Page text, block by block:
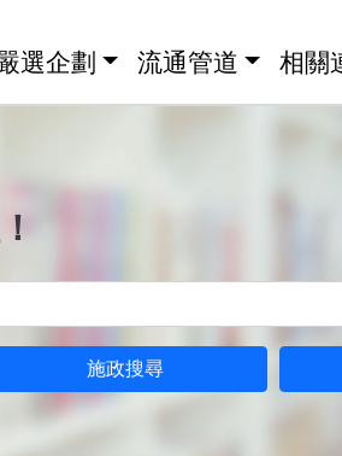
選企劃 流通管道 相關
施政搜尋